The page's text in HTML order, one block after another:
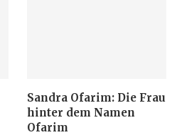
Sandra Ofarim: Die Frau
hinter dem Namen
Ofarim